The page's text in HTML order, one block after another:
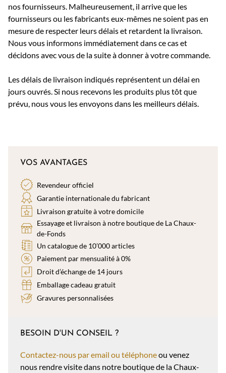
nos fournisseurs. Malheureusement, il arrive que les
fournisseurs ou les fabricants eux-mêmes ne soient pas en
mesure de respecter leurs délais et retardent la livraison.
Nous vous informons immédiatement dans ce cas et
décidons avec vous de la suite à donner à votre commande.
Les délais de livraison indiqués représentent un délai en
jours ouvrés. Si nous recevons les produits plus tôt que
prévu, nous vous les envoyons dans les meilleurs délais.
VOS AVANTAGES
Revendeur officiel
Garantie internationale du fabricant
Livraison gratuite à votre domicile
Essayage et livraison à notre boutique de La Chaux-
de-Fonds
Un catalogue de 10’000 articles
Paiement par mensualité à 0%
Droit d’échange de 14 jours
Emballage cadeau gratuit
Gravures personnalisées
BESOIN D'UN CONSEIL ?
Contactez-nous par email ou téléphoneou venez
nous rendre visite dans notre boutique de la Chaux-